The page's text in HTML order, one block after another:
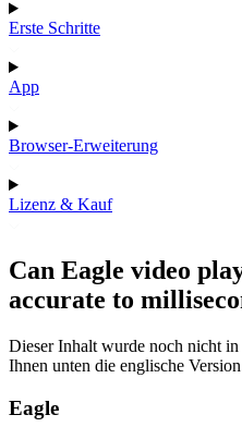
Erste Schritte
App
Browser-Erweiterung
Lizenz & Kauf
Can Eagle video
accurate to
Dieser Inhalt wurde noch nicht
Ihnen unten die englische
Eagle